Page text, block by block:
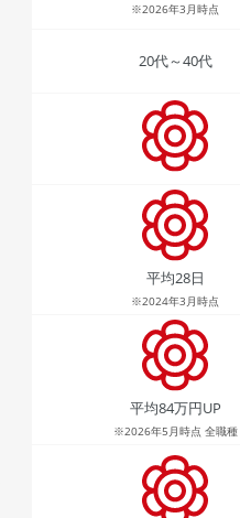
※2026年3月時点
20代～40代
平均28日
※2024年3月時点
平均84万円UP
※2026年5月時点 全職種